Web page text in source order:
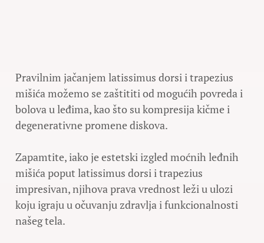
Pravilnim jačanjem latissimus dorsi i trapezius
mišića možemo se zaštititi od mogućih povreda i
bolova u leđima, kao što su kompresija kičme i
degenerativne promene diskova.
Zapamtite, iako je estetski izgled moćnih leđnih
mišića poput latissimus dorsi i trapezius
impresivan, njihova prava vrednost leži u ulozi
koju igraju u očuvanju zdravlja i funkcionalnosti
našeg tela.